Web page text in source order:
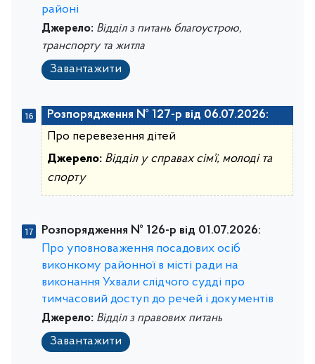
районі
Джерело: Відділ з питань благоустрою,
транспорту та житла
Завантажити
Розпорядження № 127-р від 06.07.2026:
Про перевезення дітей
Джерело: Відділ у справах сім’ї, молоді та
спорту
Розпорядження № 126-р від 01.07.2026:
Про уповноваження посадових осіб
виконкому районної в місті ради на
виконання Ухвали слідчого судді про
тимчасовий доступ до речей і документів
Джерело: Відділ з правових питань
Завантажити